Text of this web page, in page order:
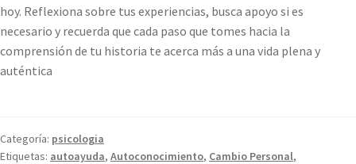
hoy. Reflexiona sobre tus experiencias, busca apoyo si es
necesario y recuerda que cada paso que tomes hacia la
comprensión de tu historia te acerca más a una vida plena y
auténtica
Categoría: psicologia
Etiquetas: autoayuda, Autoconocimiento, Cambio Personal,